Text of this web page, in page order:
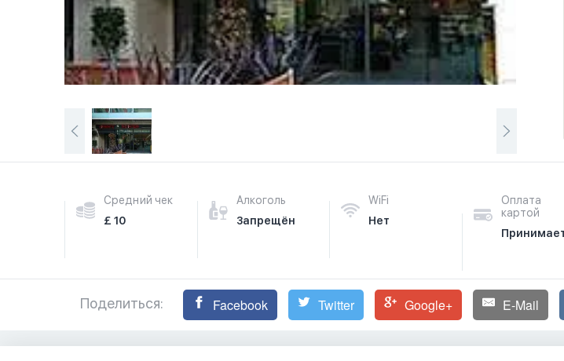
Средний чек
£ 10
Алкоголь
Запрещён
WiFi
Нет
Оплата
картой
Поделиться: Facebook Twitter Google+ E-Mail